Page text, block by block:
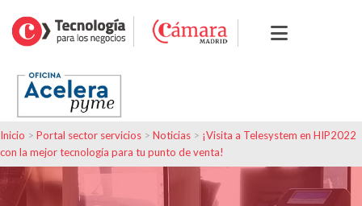
Inicio > Portal sector servicios > Noticias > ¡Visita a Telesystem en HIP2022
con la mejor tecnología para tu punto de venta!